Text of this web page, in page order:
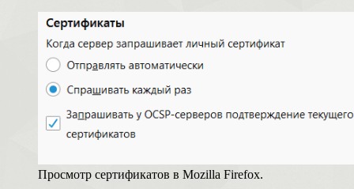
Просмотр сертификатов в Mozilla Firefox.